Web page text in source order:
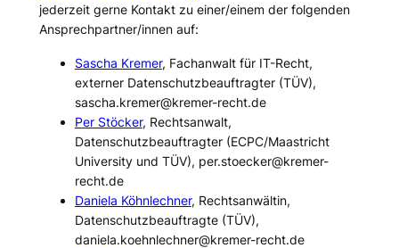
jederzeit gerne Kontakt zu einer/einem der folgenden
Ansprechpartner/innen auf:
Sascha Kremer, Fachanwalt für IT-Recht,
externer Datenschutzbeauftragter (TÜV),
sascha.kremer@kremer-recht.de
Per Stöcker, Rechtsanwalt,
Datenschutzbeauftragter (ECPC/Maastricht
University und TÜV), per.stoecker@kremer-
recht.de
Daniela Köhnlechner, Rechtsanwältin,
Datenschutzbeauftragte (TÜV),
daniela.koehnlechner@kremer-recht.de